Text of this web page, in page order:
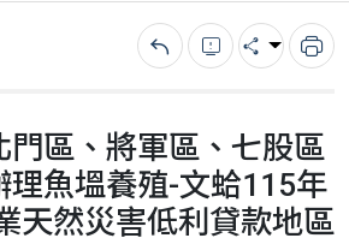
回上一頁錯誤回報
分享 列
門區、將軍區、七股區
理魚塭養殖-文蛤115年
天然災害低利貸款地區